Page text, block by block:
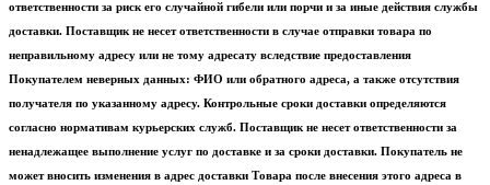
ответственности за риск его случайной гибели или порчи и за иные действия службы
доставки. Поставщик не несет ответственности в случае отправки товара по
неправильному адресу или не тому адресату вследствие предоставления
Покупателем неверных данных: ФИО или обратного адреса, а также отсутствия
получателя по указанному адресу. Контрольные сроки доставки определяются
согласно нормативам курьерских служб. Поставщик не несет ответственности за
ненадлежащее выполнение услуг по доставке и за сроки доставки. Покупатель не
может вносить изменения в адрес доставки Товара после внесения этого адреса в